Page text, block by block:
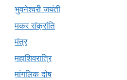
भुवनेश्वरी जयंती
मकर संक्रांति
मंत्र
महाशिवरात्रि
मांगलिक दोष